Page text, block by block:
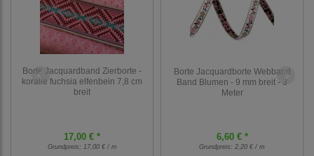
Borte Jacquardband Zierborte -
koralle fuchsia elfenbein 7,8 cm
breit
17,00 € *
Grundpreis: 17,00 € / m
Borte Jacquardborte Webband
Band Blumen - 9 mm breit - 3
Meter
6,60 € *
Grundpreis: 2,20 € / m